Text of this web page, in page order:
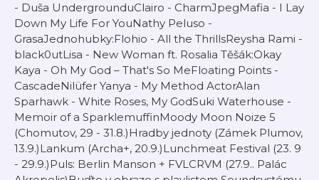
- Duša UndergrounduClairo - CharmJpegMafia - I Lay
Down My Life For YouNathy Peluso -
GrasaJednohubky:Flohio - All the ThrillsReysha Rami -
black0utLisa - New Woman ft. Rosalia Těšák:Okay
Kaya - Oh My God – That's So MeFloating Points -
CascadeNilüfer Yanya - My Method ActorAlan
Sparhawk - White Roses, My GodSuki Waterhouse -
Memoir of a SparklemuffinMoody Moon Noize 5
(Chomutov, 29 - 31.8.)Hradby jednoty (Zámek Plumov,
13.9.)Lankum (Archa+, 20.9.)Lunchmeat Festival (23. 9
- 29.9.)Puls: Berlin Manson + FVLCRVM (27.9.. Palác